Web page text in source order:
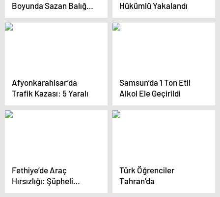
Boyunda Sazan Balığı
Yakalandı
Hükümlü Yakalandı
Afyonkarahisar’da
Trafik Kazası: 5 Yaralı
Samsun’da 1 Ton Etil
Alkol Ele Geçirildi
Fethiye’de Araç
Hırsızlığı: Şüpheli
Tutuklandı
Türk Öğrenciler
Tahran’da